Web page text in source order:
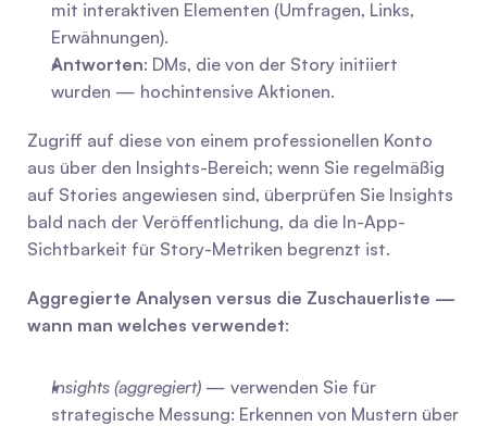
mit interaktiven Elementen (Umfragen, Links,
Erwähnungen).
Antworten: DMs, die von der Story initiiert
wurden — hochintensive Aktionen.
Zugriff auf diese von einem professionellen Konto
aus über den Insights-Bereich; wenn Sie regelmäßig
auf Stories angewiesen sind, überprüfen Sie Insights
bald nach der Veröffentlichung, da die In-App-
Sichtbarkeit für Story-Metriken begrenzt ist.
Aggregierte Analysen versus die Zuschauerliste —
wann man welches verwendet:
Insights (aggregiert) — verwenden Sie für
strategische Messung: Erkennen von Mustern über